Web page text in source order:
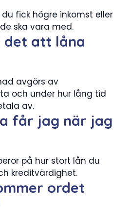
fick högre inkomst eller
ska vara med.
det att låna
avgörs av
och under hur lång tid
av.
får jag när jag
på hur stort lån du
kreditvärdighet.
ordet